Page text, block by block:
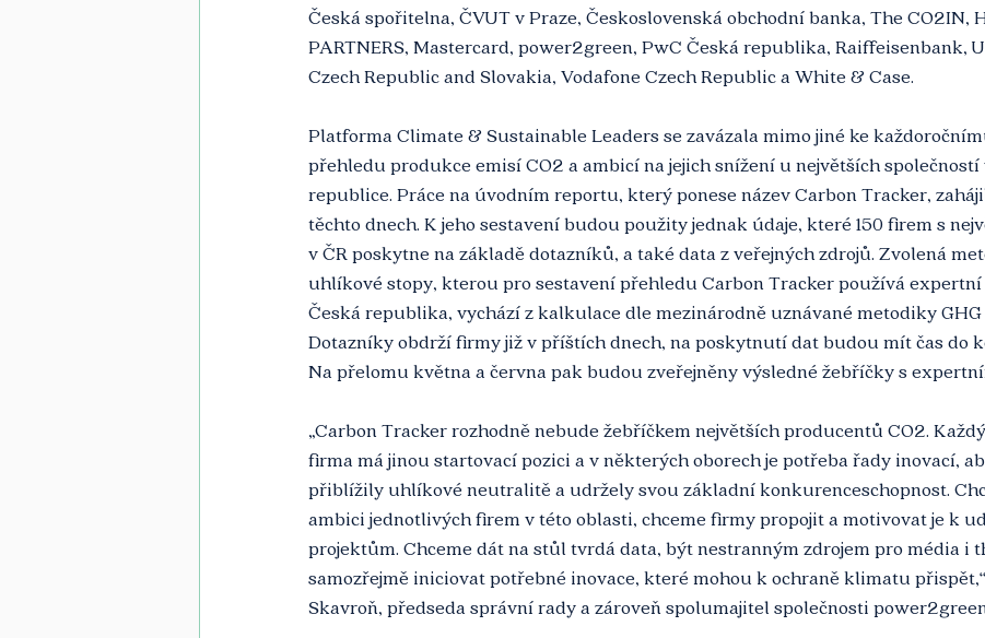
Česká spořitelna, ČVUT v Praze, Československá obchodní banka, The CO2IN,
PARTNERS, Mastercard, power2green, PwC Česká republika, Raiffeisenbank,
Czech Republic and Slovakia, Vodafone Czech Republic a White & Case.
Platforma Climate & Sustainable Leaders se zavázala mimo jiné ke
přehledu produkce emisí CO2 a ambicí na jejich snížení u největších společností
republice. Práce na úvodním reportu, který ponese název Carbon Tracker,
těchto dnech. K jeho sestavení budou použity jednak údaje, které 150 firem s
v ČR poskytne na základě dotazníků, a také data z veřejných zdrojů. Zvolená
uhlíkové stopy, kterou pro sestavení přehledu Carbon Tracker používá
Česká republika, vychází z kalkulace dle mezinárodně uznávané metodiky GHG
Dotazníky obdrží firmy již v příštích dnech, na poskytnutí dat budou mít čas do
Na přelomu května a června pak budou zveřejněny výsledné žebříčky s
„Carbon Tracker rozhodně nebude žebříčkem největších producentů CO2.
firma má jinou startovací pozici a v některých oborech je potřeba řady inovací,
přiblížily uhlíkové neutralitě a udržely svou základní konkurenceschopnost.
ambici jednotlivých firem v této oblasti, chceme firmy propojit a motivovat je k
projektům. Chceme dát na stůl tvrdá data, být nestranným zdrojem pro média i
samozřejmě iniciovat potřebné inovace, které mohou k ochraně klimatu
Skavroň, předseda správní rady a zároveň spolumajitel společnosti